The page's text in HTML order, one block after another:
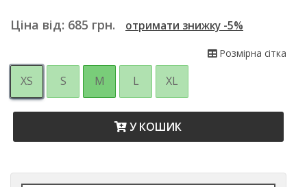
Ціна від: 685 грн. отримати знижку -5%
Розмірна сітка
XS S M L XL
У КОШИК